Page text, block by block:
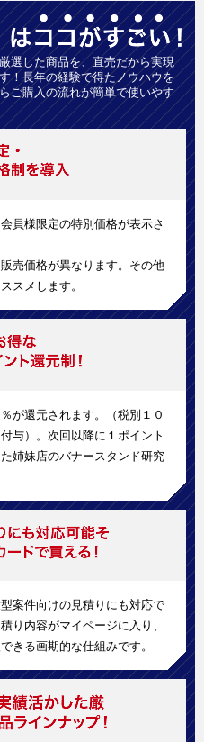
選した商品を、直売だから実現
！長年の経験で得たノウハウを
ご購入の流れが簡単で使いやす
員様限定の特別価格が表示さ
売価格が異なります。その他
スメします。
が還元されます。（税別１０
与）。次回以降に１ポイント
姉妹店のバナースタンド研究
案件向けの見積りにも対応で
り内容がマイページに入り、
きる画期的な仕組みです。